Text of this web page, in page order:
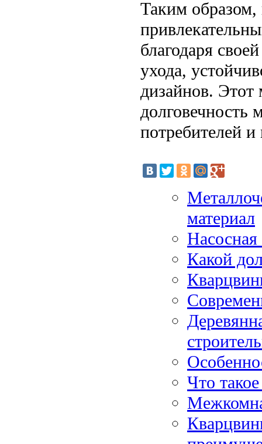
Таким образом,
благодаря
ухода,
дизайнов. Этот
долговечность
потребителей
материал
Насосная
Какой
Что